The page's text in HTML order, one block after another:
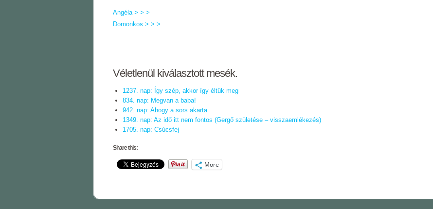
Angéla > > >
Domonkos > > >
Véletlenül kiválasztott mesék.
1237. nap: Így szép, akkor így éltük meg
834. nap: Megvan a baba!
942. nap: Ahogy a sors akarta
1349. nap: Az idő itt nem fontos (Gergő születése – visszaemlékezés)
1705. nap: Csúcsfej
Share this:
More